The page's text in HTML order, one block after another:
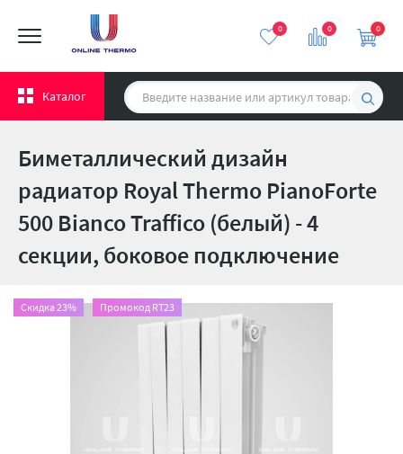
0 0
Каталог
0
Биметаллический дизайн
радиатор Royal Thermo PianoForte
500 Bianco Traffico (белый) - 4
секции, боковое подключение
Скидка 23% Промокод RT23